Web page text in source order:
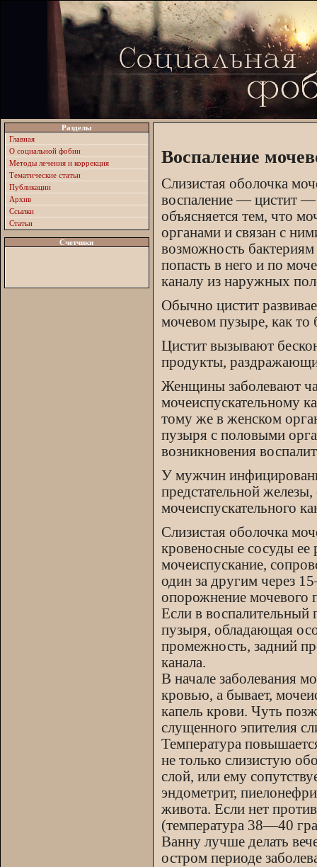
Разделы
Главная
О социальной фобии
Методы лечения и коррекция
Тематические статьи
Публикации
Архив
Ссылки
Статьи
Счетчики
Воспаление
Слизистая оболочка
воспаление — цистит —
объясняется тем, что
органами и связан с
возможность
попасть в него и по
каналу из наружных
Обычно цистит
мочевом пузыре, как то
Цистит вызывают
продукты,
Женщины заболевают
мочеиспускательному
тому же в женском
пузыря с половыми
возникновения
У мужчин
предстательной
мочеиспускательного
Слизистая оболочка
кровеносные сосуды ее
мочеиспускание,
один за другим через
опорожнение мочевого
Если в воспалительный
пузыря, обладающая
промежность, задний
канала.
В начале заболевания
кровью, а бывает,
капель крови. Чуть
слущенного эпителия
Температура
не только слизистую
слой, или ему
эндометрит,
живота. Если нет
(температура 38—40
Ванну лучше делать
остром периоде